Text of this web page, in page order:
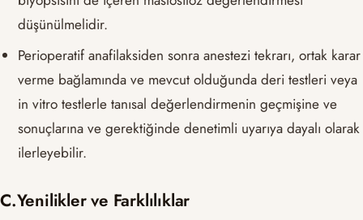
düşünülmelidir.
Perioperatif anafilaksiden sonra anestezi tekrarı, ortak karar
verme bağlamında ve mevcut olduğunda deri testleri veya
in vitro testlerle tanısal değerlendirmenin geçmişine ve
sonuçlarına ve gerektiğinde denetimli uyarıya dayalı olarak
ilerleyebilir.
C.Yenilikler ve Farklılıklar